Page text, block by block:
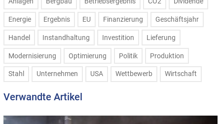
Energie Ergebnis EU Finanzierung Geschäftsjahr
Handel Instandhaltung Investition Lieferung
Modernisierung Optimierung Politik Produktion
Stahl Unternehmen USA Wettbewerb Wirtschaft
Verwandte Artikel